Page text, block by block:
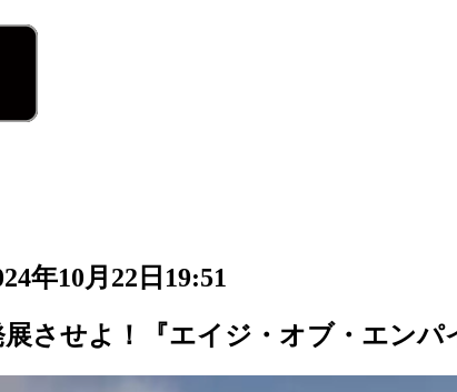
年10月22日19:51
させよ！『エイジ・オブ・エンパ